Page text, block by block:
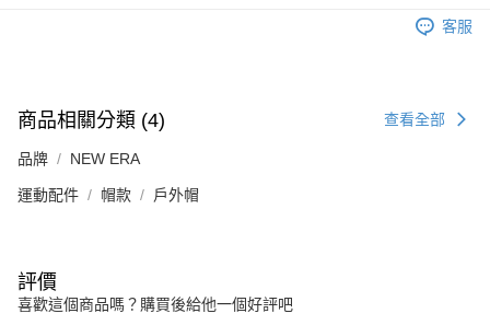
客服
商品相關分類 (4) 查看全部
品牌 NEW ERA
運動配件 帽款 戶外帽
評價
喜歡這個商品嗎？購買後給他一個好評吧